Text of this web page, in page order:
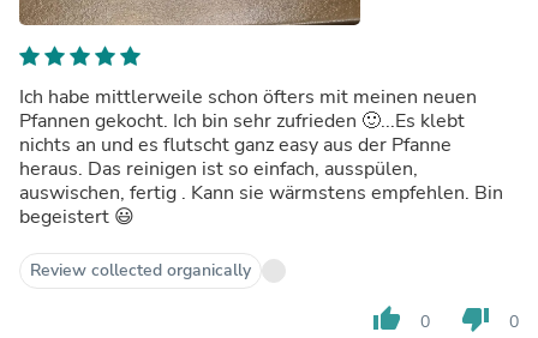
Ich habe mittlerweile schon öfters mit meinen neuen
Pfannen gekocht. Ich bin sehr zufrieden 🙂...Es klebt
nichts an und es flutscht ganz easy aus der Pfanne
heraus. Das reinigen ist so einfach, ausspülen,
auswischen, fertig . Kann sie wärmstens empfehlen. Bin
begeistert 😃
Review collected organically
thumb_up 0 thumb_down 0